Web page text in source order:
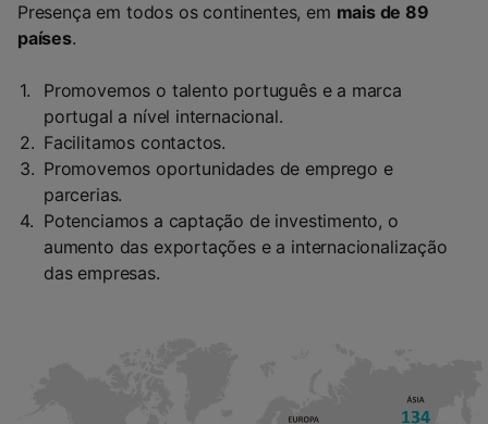
Presença em todos os continentes, em mais de 89
países.
Promovemos o talento português e a marca
portugal a nível internacional.
Facilitamos contactos.
Promovemos oportunidades de emprego e
parcerias.
Potenciamos a captação de investimento, o
aumento das exportações e a internacionalização
das empresas.